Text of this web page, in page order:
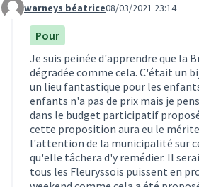
Commentaire 330
warneys béatrice08/03/2021 23:14
Pour
Je suis peinée d'apprendre que la
dégradée comme cela. C'était un
un lieu fantastique pour les
enfants n'a pas de prix mais je
dans le budget participatif
cette proposition aura eu le
l'attention de la municipalité sur
qu'elle tâchera d'y remédier. Il
tous les Fleuryssois puissent en